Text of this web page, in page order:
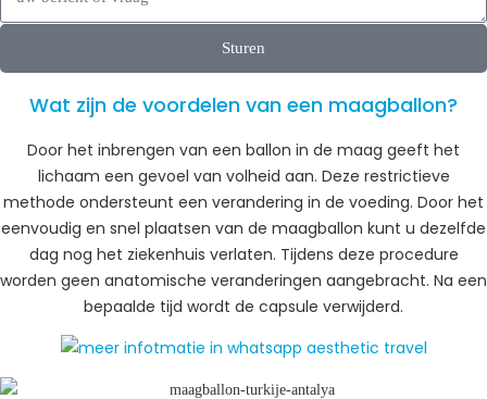
Sturen
Wat zijn de voordelen van een maagballon?
Door het inbrengen van een ballon in de maag geeft het
lichaam een gevoel van volheid aan. Deze restrictieve
methode ondersteunt een verandering in de voeding. Door het
eenvoudig en snel plaatsen van de maagballon kunt u dezelfde
dag nog het ziekenhuis verlaten. Tijdens deze procedure
worden geen anatomische veranderingen aangebracht. Na een
bepaalde tijd wordt de capsule verwijderd.